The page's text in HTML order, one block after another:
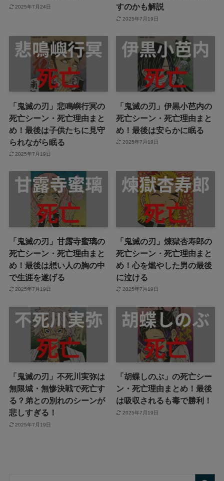
2025年7月24日
すのかも解説
2025年7月19日
「鬼滅の刃」悲鳴嶼行冥の
死亡シーン・死亡理由まと
め！最後は子供たちに見守
られながら眠る
2025年7月19日
「鬼滅の刃」伊黒小芭内の
死亡シーン・死亡理由まと
め！最後は安らかに眠る
2025年7月19日
「鬼滅の刃」甘露寺蜜璃の
死亡シーン・死亡理由まと
め！最後は想い人の胸の中
で生涯を遂げる
2025年7月19日
「鬼滅の刃」煉獄杏寿郎の
死亡シーン・死亡理由まと
め！心を燃やした男の最後
に泣ける
2025年7月19日
「鬼滅の刃」不死川実弥は
無限城・無惨決戦で死亡す
る？弟との別れのシーンが
悲しすぎる！
2025年7月19日
「胡蝶しのぶ」の死亡シー
ン・死亡理由まとめ！最後
は吸収されるも毒で勝利！
2025年7月19日